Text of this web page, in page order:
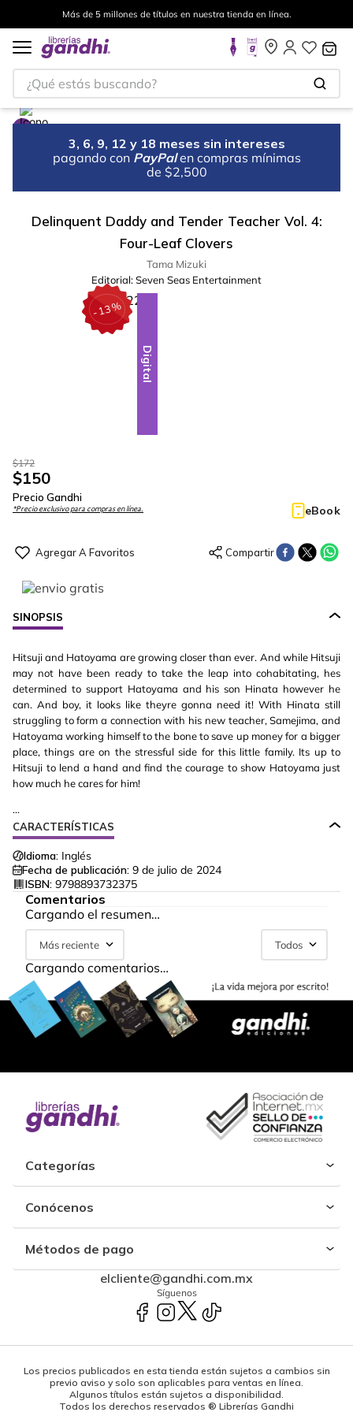
Más de 5 millones de títulos en nuestra tienda en línea.
¿Qué estás buscando?
3, 6, 9, 12 y 18 meses sin intereses
pagando con PayPal en compras mínimas
de $2,500
Delinquent Daddy and Tender Teacher Vol. 4:
Four-Leaf Clovers
Tama Mizuki
Editorial:Seven Seas Entertainment
-13%
Digital
$172
$150
Precio Gandhi
*Precio exclusivo para compras en línea. eBook
SINOPSIS
Hitsuji and Hatoyama are growing closer than ever. And while Hitsuji
may not have been ready to take the leap into cohabitating, hes
determined to support Hatoyama and his son Hinata however he
can. And boy, it looks like theyre gonna need it! With Hinata still
struggling to form a connection with his new teacher, Samejima, and
Hatoyama working himself to the bone to save up money for a bigger
place, things are on the stressful side for this little family. Its up to
Hitsuji to lend a hand and find the courage to show Hatoyama just
how much he cares for him!
...
CARACTERÍSTICAS
Idioma: Inglés
Fecha de publicación: 9 de julio de 2024
ISBN: 9798893732375
Comentarios
Cargando el resumen…
Más reciente Todos
Cargando comentarios…
Categorías
Conócenos
Métodos de pago
elcliente@gandhi.com.mx
Síguenos
Los precios publicados en esta tienda están sujetos a cambios sin
previo aviso y solo son aplicables para ventas en línea.
Algunos títulos están sujetos a disponibilidad.
Todos los derechos reservados ® Librerías Gandhi